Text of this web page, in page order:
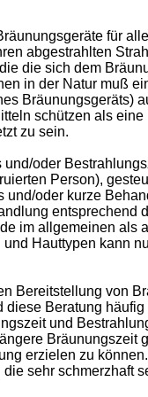
für
abgestrahlten
die sich dem
in der Natur muß
schützen als
zu sein.
oder
Person),
oder kurze
im allgemeinen
Hauttypen kann
Bereitstellung von
Beratung
und
erzielen zu
sehr schmerzhaft